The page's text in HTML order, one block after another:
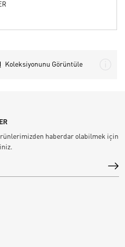
Koleksiyonunu Görüntüle
haberdar olabilmek için